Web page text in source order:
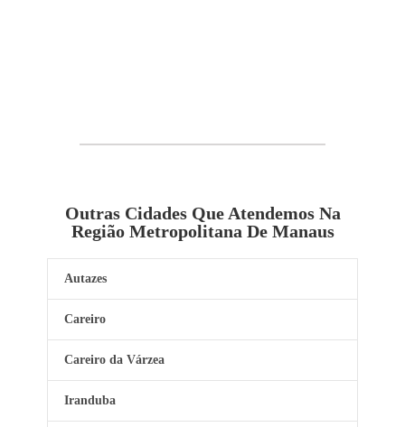
Outras Cidades Que Atendemos Na
Região Metropolitana De Manaus
Autazes
Careiro
Careiro da Várzea
Iranduba